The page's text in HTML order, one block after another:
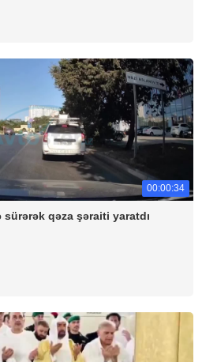
00:00:34
sürərək qəza şəraiti yaratdı